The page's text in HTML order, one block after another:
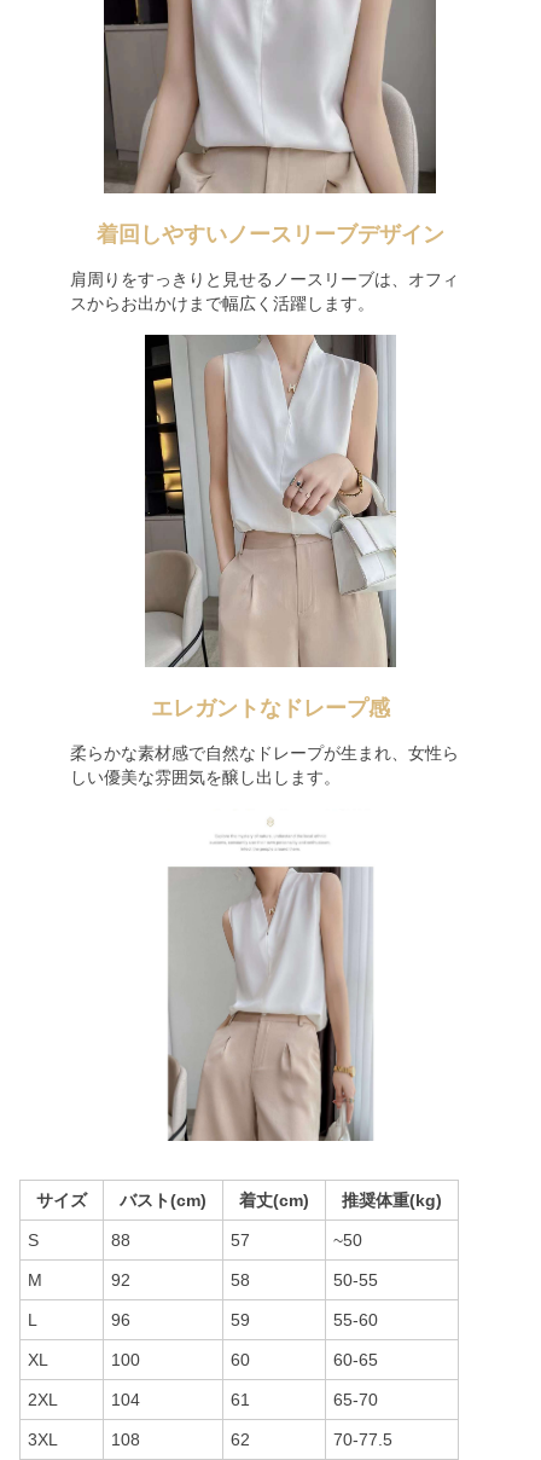
着回しやすいノースリーブデザイン
肩周りをすっきりと見せるノースリーブは、オフィ
スからお出かけまで幅広く活躍します。
エレガントなドレープ感
柔らかな素材感で自然なドレープが生まれ、女性ら
しい優美な雰囲気を醸し出します。
サイズ バスト(cm) 着丈(cm) 推奨体重(kg)
S 88 57 ~50
M 92 58 50-55
L 96 59 55-60
XL 100 60 60-65
2XL 104 61 65-70
3XL 108 62 70-77.5